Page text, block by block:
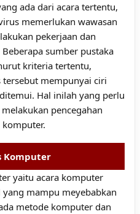
ada dari acara tertentu,
memerlukan wawasan
pekerjaan dan
sumber pustaka
kriteria tertentu,
mempunyai ciri
Hal inilah yang perlu
pencegahan
Komputer
yaitu acara komputer
mampu meyebabkan
metode komputer dan